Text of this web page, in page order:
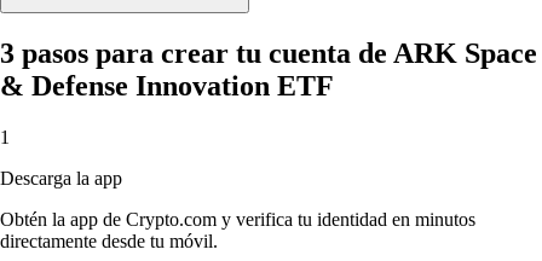
3 pasos para crear tu cuenta de ARK Space
& Defense Innovation ETF
1
Descarga la app
Obtén la app de Crypto.com y verifica tu identidad en minutos
directamente desde tu móvil.